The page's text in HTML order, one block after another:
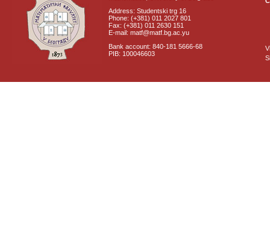
Address: Studentski trg 16
Phone: (+381) 011 2027 801
Fax: (+381) 011 2630 151
E-mail: matf@matf.bg.ac.yu
Bank account: 840-181 5666-68
PIB: 100046603